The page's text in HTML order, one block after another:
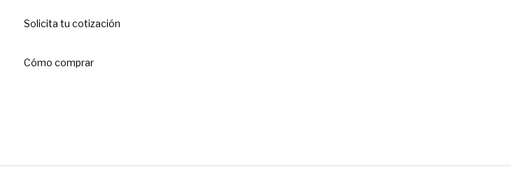
Solicita tu cotización
Cómo comprar